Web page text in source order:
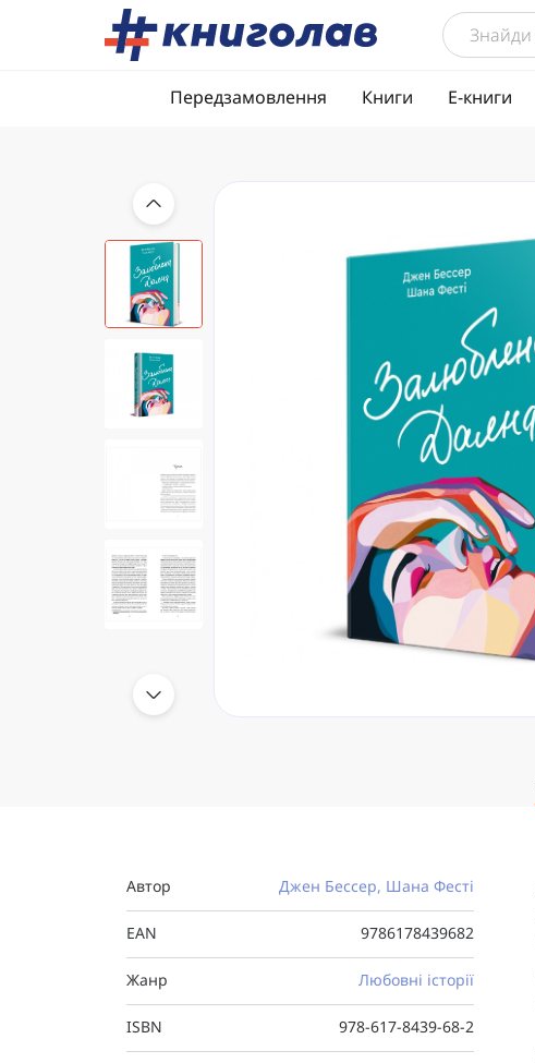
Передзамовлення Книги Е-книги
Автор Джен Бессер, Шана Фесті
EAN 9786178439682
Жанр Любовні історії
ISBN 978-617-8439-68-2